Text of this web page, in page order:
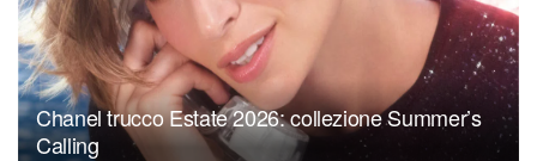
Chanel trucco Estate 2026: collezione Summer’s
Calling